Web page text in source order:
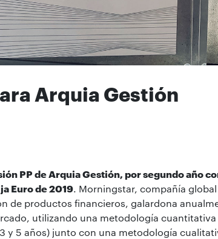
Arquia Gestión
PP de Arquia Gestión, por segundo año
Euro de 2019. Morningstar, compañía
de productos financieros, galardona
utilizando una metodología cuantitativa
y 5 años) junto con una metodología